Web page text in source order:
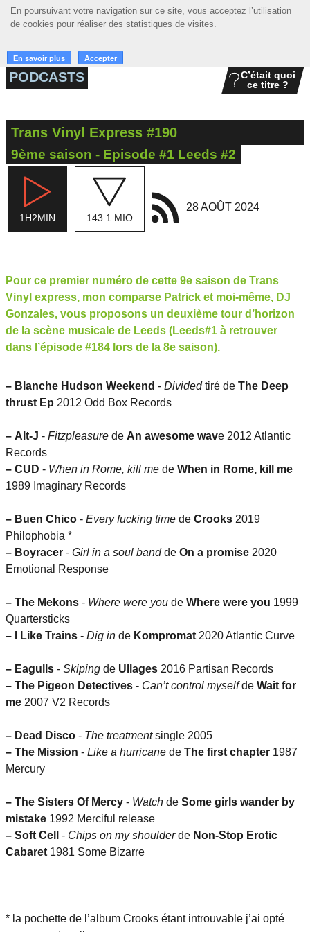
En poursuivant votre navigation sur ce site, vous acceptez l’utilisation
de cookies pour réaliser des statistiques de visites.
En savoir plus Accepter
En poursuivant votre navigation sur ce site, vous acceptez l’utilisation
de cookies pour réaliser des statistiques de visites.
En savoir plus Accepter
☰ MENU
ACCUEIL
ACTIONS
PODCASTS
C’était quoi
ce titre ?
Trans Vinyl Express #190
9ème saison - Episode #1 Leeds #2
1H2MIN 143.1 MIO
28 AOÛT 2024
Pour ce premier numéro de cette 9e saison de Trans
Vinyl express, mon comparse Patrick et moi-même, DJ
Gonzales, vous proposons un deuxième tour d’horizon
de la scène musicale de Leeds (Leeds#1 à retrouver
dans l’épisode #184 lors de la 8e saison).
– Blanche Hudson Weekend - Dividedtiré de The Deep
thrust Ep 2012 Odd Box Records
– Alt-J - Fitzpleasure de An awesome wave 2012 Atlantic
Records
– CUD - When in Rome, kill me de When in Rome, kill me
1989 Imaginary Records
– Buen Chico - Every fucking time de Crooks 2019
Philophobia *
– Boyracer - Girl in a soul bandde On a promise 2020
Emotional Response
– The Mekons - Where were you de Where were you 1999
Quartersticks
–
I Like Trains - Dig in de Kompromat 2020 Atlantic Curve
– Eagulls - Skiping de Ullages 2016 Partisan Records
– The Pigeon Detectives - Can’t control myselfde Wait for
me 2007 V2 Records
– Dead Disco - The treatmentsingle 2005
– The Mission - Like a hurricane de The first chapter 1987
Mercury
– The Sisters Of Mercy - Watch de Some girls wander by
mistake 1992 Merciful release
– Soft Cell - Chips on my shoulderde Non-Stop Erotic
Cabaret 1981 Some Bizarre
* la pochette de l’album Crooks étant introuvable j’ai opté